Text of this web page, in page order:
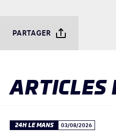
PARTAGER
ARTICLES
24H LE MANS 03/08/2026